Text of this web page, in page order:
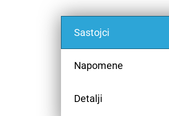
Sastojci
Napomene
Detalji